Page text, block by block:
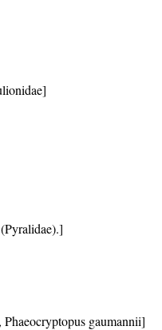
gaumannii]